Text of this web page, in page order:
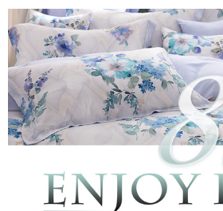
後付繳納相關費用。
※ 交易是否成功請以「AFTEE先享後付 」之結
是否繳費成功／繳費後需取消欲退款等相關疑
客戶支援中心」https://
【注意事項】
１．透過由恩沛科技股份有限公司提供之「
易，需依本服務之必要範圍內提供個人資料，並
權轉讓予恩沛科技股份有限公司。
２．關於個人資料處理事宜，請瀏覽以下網址：
３．未成年的使用者請事先徵得法定代理人或
「AFTEE先享後付」，若未經同意申辦者引起
付款後7-11取貨
每筆NT$60，滿NT$499(含以上)免運費
宅配
每筆NT$100，滿NT$499(含以上)免運費
離島宅配
每筆NT$100，滿NT$499(含以上)免運費